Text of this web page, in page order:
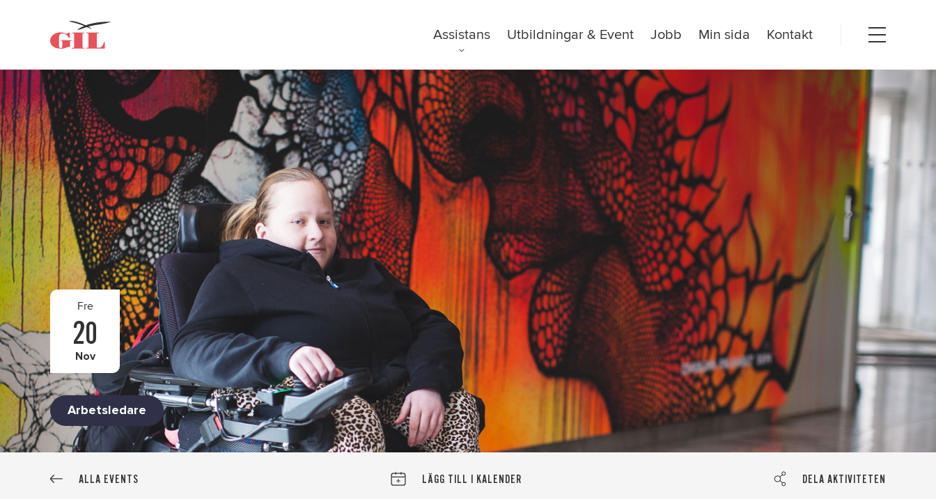
assistans
Assistans Utbildningar & Event Jobb Min sida Kontakt
Open
Nyheter
FAQ
Tillgänglighetsredogörelse
GDPR
Fre
20
Nov
Arbetsledare
ALLA EVENTS LÄGG TILL I KALENDER DELA AKTIVITETEN